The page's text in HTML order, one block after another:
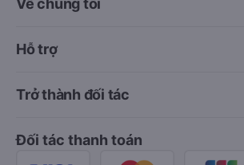
Về chúng tôi
Hỗ trợ
Trở thành đối tác
Đối tác thanh toán